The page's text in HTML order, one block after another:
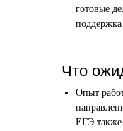
Что
готовые
Опыт
ЕГЭ также
Отвечаете по-